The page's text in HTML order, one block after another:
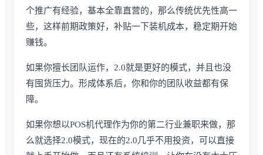
个推广有经验，基本全靠直营的，那么传统优先性高一
些，这样前期政策好，补贴一下装机成本，稳定期开始
赚钱。
如果你擅长团队运作，2.0就是更好的模式，并且也没
有囤货压力。形成体系后，你和你的团队收益都有保
障。
如果你想以POS机代理作为你的第二行业兼职来做，那
么就选择2.0模式，现在的2.0几乎不用投资，可以直接